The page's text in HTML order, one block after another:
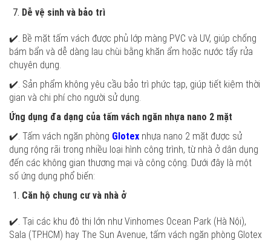
Dễ vệ sinh và bảo trì
✔️. Bề mặt tấm vách được phủ lớp màng PVC và UV, giúp chống
bám bẩn và dễ dàng lau chùi bằng khăn ẩm hoặc nước tẩy rửa
chuyên dụng.
✔️. Sản phẩm không yêu cầu bảo trì phức tạp, giúp tiết kiệm thời
gian và chi phí cho người sử dụng.
Ứng dụng đa dạng của tấm vách ngăn nhựa nano 2 mặt
✔️. Tấm vách ngăn phòng Glotex nhựa nano 2 mặt được sử
dụng rộng rãi trong nhiều loại hình công trình, từ nhà ở dân dụng
đến các không gian thương mại và công cộng. Dưới đây là một
số ứng dụng phổ biến:
Căn hộ chung cư và nhà ở
✔️. Tại các khu đô thị lớn như Vinhomes Ocean Park (Hà Nội),
Sala (TP.HCM) hay The Sun Avenue, tấm vách ngăn phòng Glotex